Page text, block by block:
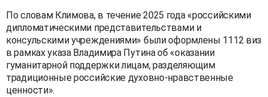
По словам Климова, в течение 2025 года «российскими
дипломатическими представительствами и
консульскими учреждениями» были оформлены 1112 виз
в рамках указа Владимира Путина об «оказании
гуманитарной поддержки лицам, разделяющим
традиционные российские духовно-нравственные
ценности».